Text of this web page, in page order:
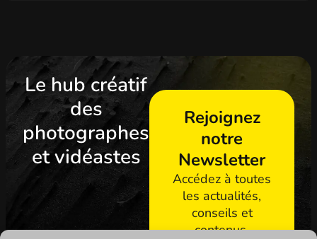
Le hub créatif
des
photographes
et vidéastes
Rejoignez
notre
Newsletter
Accédez à toutes
les actualités,
conseils et
contenus.